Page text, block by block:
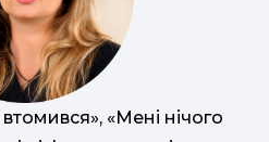
«Мені нічого